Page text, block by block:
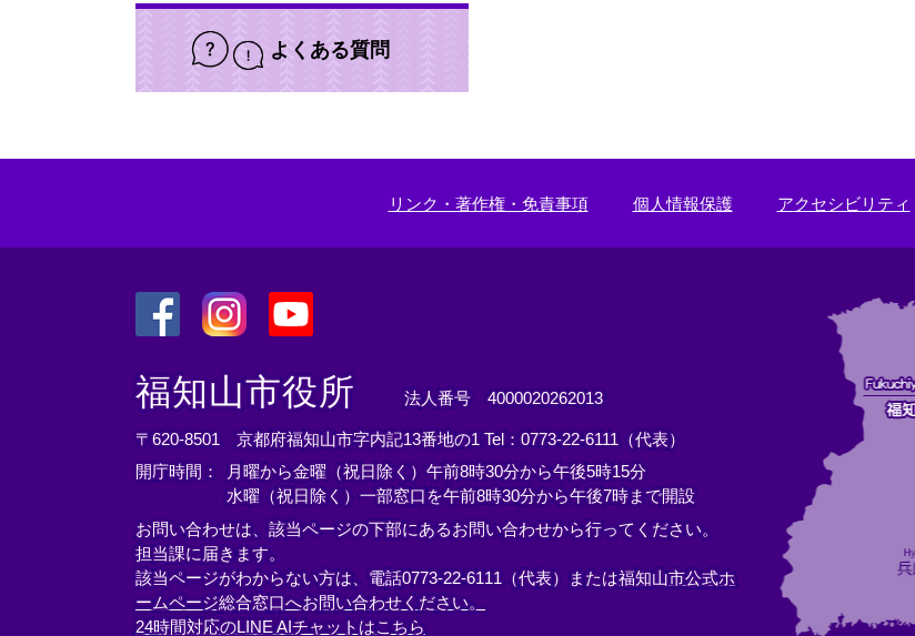
よくある質問
リンク・著作権・免責事項 個人情報保護 アクセシビリティ
外
部
リ
ン
ク
外
部
リ
ン
ク
外
部
リ
ン
ク
＞
福知山市役所 法人番号 4000020262013
〒620-8501 京都府福知山市字内記13番地の1 Tel：0773-22-6111（代表）
開庁時間： 月曜から金曜（祝日除く）午前8時30分から午後5時15分
水曜（祝日除く）一部窓口を午前8時30分から午後7時まで開設
お問い合わせは、該当ページの下部にあるお問い合わせから行ってください。
担当課に届きます。
該当ページがわからない方は、電話0773-22-6111（代表）または福知山市公式ホ
ームページ総合窓口へお問い合わせください。
24時間対応のLINE AIチャットはこちら